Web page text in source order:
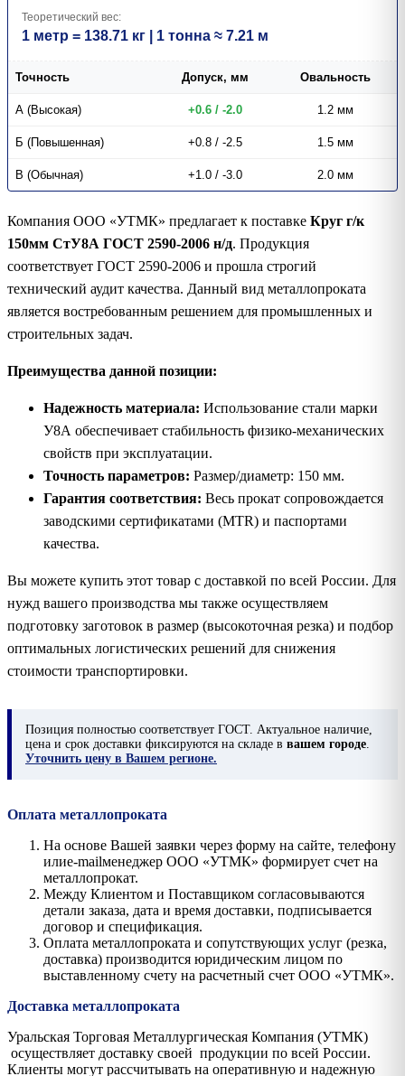
Теоретический вес:
1 метр = 138.71 кг | 1 тонна ≈ 7.21 м
Точность Допуск, мм Овальность
А (Высокая) +0.6 / -2.0 1.2 мм
Б (Повышенная) +0.8 / -2.5 1.5 мм
В (Обычная) +1.0 / -3.0 2.0 мм
Компания ООО «УТМК» предлагает к поставке Круг г/к
150мм СтУ8А ГОСТ 2590-2006 н/д. Продукция
соответствует ГОСТ 2590-2006 и прошла строгий
технический аудит качества. Данный вид металлопроката
является востребованным решением для промышленных и
строительных задач.
Преимущества данной позиции:
Надежность материала: Использование стали марки
У8А обеспечивает стабильность физико-механических
свойств при эксплуатации.
Точность параметров: Размер/диаметр: 150 мм.
Гарантия соответствия: Весь прокат сопровождается
заводскими сертификатами (MTR) и паспортами
качества.
Вы можете купить этот товар с доставкой по всей России. Для
нужд вашего производства мы также осуществляем
подготовку заготовок в размер (высокоточная резка) и подбор
оптимальных логистических решений для снижения
стоимости транспортировки.
Позиция полностью соответствует ГОСТ. Актуальное наличие,
цена и срок доставки фиксируются на складе в вашем городе
Уточнить цену в Вашем регионе.
Оплата металлопроката
На основе Вашей заявки через форму на сайте, телефону
илиe-mailменеджер ООО «УТМК» формирует счет на
металлопрокат.
Между Клиентом и Поставщиком согласовываются
детали заказа, дата и время доставки, подписывается
договор и спецификация.
Оплата металлопроката и сопутствующих услуг (резка,
доставка) производится юридическим лицом по
выставленному счету на расчетный счет ООО «УТМК».
Доставка металлопроката
Уральская Торговая Металлургическая Компания (УТМК)
осуществляет доставку своей продукции по всей России.
Клиенты могут рассчитывать на оперативную и надежную